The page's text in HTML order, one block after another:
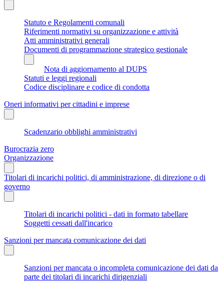
Statuto e Regolamenti comunali
Riferimenti normativi su organizzazione e attività
Atti amministrativi generali
Documenti di programmazione strategico gestionale
Nota di aggiornamento al DUPS
Statuti e leggi regionali
Codice disciplinare e codice di condotta
Oneri informativi per cittadini e imprese
Scadenzario obblighi amministrativi
Burocrazia zero
Organizzazione
Titolari di incarichi politici, di amministrazione, di direzione o di
governo
Titolari di incarichi politici - dati in formato tabellare
Soggetti cessati dall'incarico
Sanzioni per mancata comunicazione dei dati
Sanzioni per mancata o incompleta comunicazione dei dati da
parte dei titolari di incarichi dirigenziali